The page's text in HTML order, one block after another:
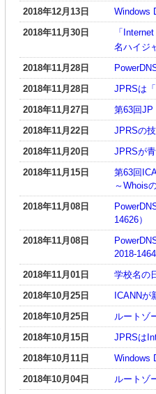
2018年12月13日
Windows
2018年11月30日
「
名ハイジ
2018年11月28日
2018年11月28日
JPRSは
2018年11月27日
第63回JP
2018年11月22日
JPRSの
2018年11月20日
JPRSが
2018年11月15日
第63回
～Whois
2018年11月08日
14626）
2018年11月08日
2018-
2018年11月01日
学校名の
2018年10月25日
ICANN
2018年10月25日
ルートゾ
2018年10月15日
JPRSは
2018年10月11日
Windows
2018年10月04日
ルートゾ